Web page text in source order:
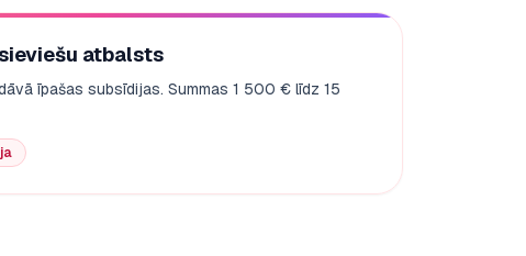
atbalsts
īpašas subsīdijas. Summas 1 500 € līdz 15